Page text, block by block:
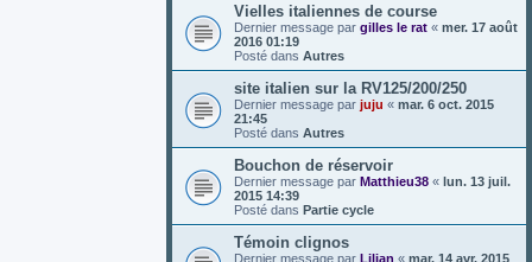
Vielles italiennes de course
Dernier message par gilles le rat « mer. 17 août
2016 01:19
Posté dans Autres
site italien sur la RV125/200/250
Dernier message par juju « mar. 6 oct. 2015
21:45
Posté dans Autres
Bouchon de réservoir
Dernier message par Matthieu38 « lun. 13 juil.
2015 14:39
Posté dans Partie cycle
Témoin clignos
Dernier message par Lilian « mar. 14 avr. 2015